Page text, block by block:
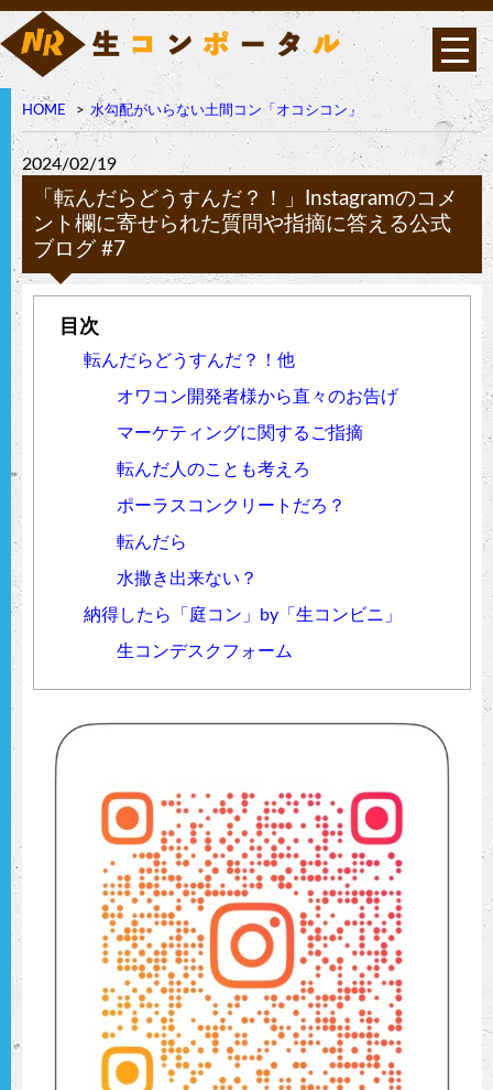
オコシコンは高い透水性
を持ちながら表面強度・
曲げ強度に優れたポーラ
ス構造の高強度コンクリ
ート
HOME 水勾配がいらない土間コン「オコシコン」
2024/02/19
「転んだらどうすんだ？！」Instagramのコメ
ント欄に寄せられた質問や指摘に答える公式
ブログ #7
転んだらどうすんだ？！他
オワコン開発者様から直々のお告げ
マーケティングに関するご指摘
転んだ人のことも考えろ
ポーラスコンクリートだろ？
転んだら
水撒き出来ない？
納得したら「庭コン」by「生コンビニ」
生コンデスクフォーム